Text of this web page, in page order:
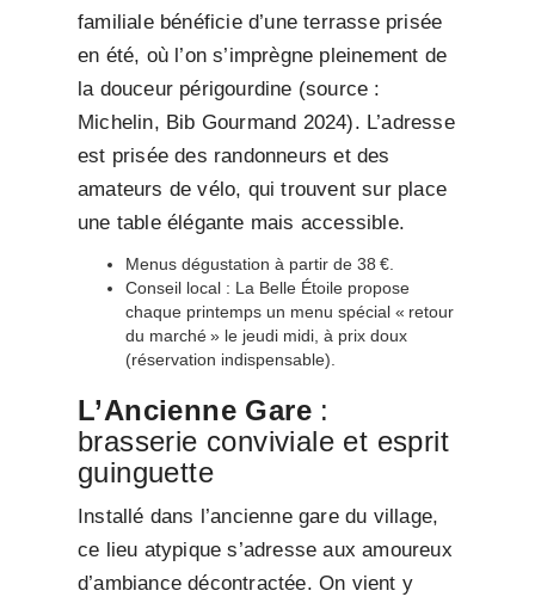
familiale bénéficie d’une terrasse prisée
en été, où l’on s’imprègne pleinement de
la douceur périgourdine (source :
Michelin, Bib Gourmand 2024). L’adresse
est prisée des randonneurs et des
amateurs de vélo, qui trouvent sur place
une table élégante mais accessible.
Menus dégustation à partir de 38 €.
Conseil local : La Belle Étoile propose
chaque printemps un menu spécial « retour
du marché » le jeudi midi, à prix doux
(réservation indispensable).
L’Ancienne Gare :
brasserie conviviale et esprit
guinguette
Installé dans l’ancienne gare du village,
ce lieu atypique s’adresse aux amoureux
d’ambiance décontractée. On vient y